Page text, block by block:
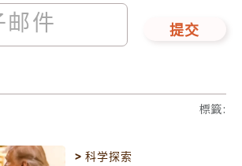
提交
標籤:
>科学探索